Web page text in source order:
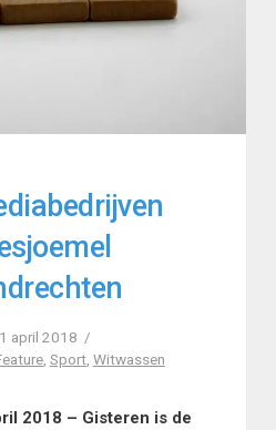
april 2018
, Sport, Witwassen
2018 – Gisteren is de